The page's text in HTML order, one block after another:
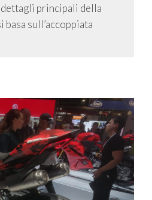
principali della
sull’accoppiata